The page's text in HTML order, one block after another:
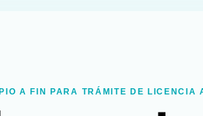
A FIN PARA TRÁMITE DE LICENCIA